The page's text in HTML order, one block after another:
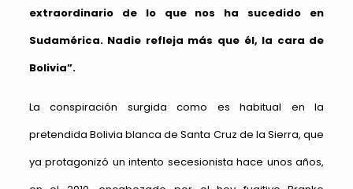
extraordinario de lo que nos ha sucedido en
Sudamérica. Nadie refleja más que él, la cara de
Bolivia”.
La conspiración surgida como es habitual en la
pretendida Bolivia blanca de Santa Cruz de la Sierra, que
ya protagonizó un intento secesionista hace unos años,